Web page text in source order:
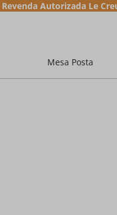
Revenda Autorizada Le
Mesa Posta